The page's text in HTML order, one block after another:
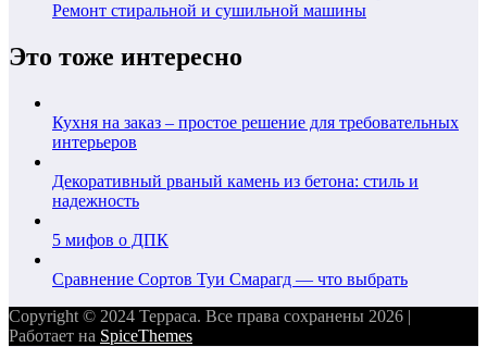
Ремонт стиральной и сушильной машины
Это тоже интересно
Кухня на заказ – простое решение для требовательных
интерьеров
Декоративный рваный камень из бетона: стиль и
надежность
5 мифов о ДПК
Сравнение Сортов Туи Смарагд — что выбрать
Copyright © 2024 Терраса. Все права сохранены 2026 |
Работает на SpiceThemes